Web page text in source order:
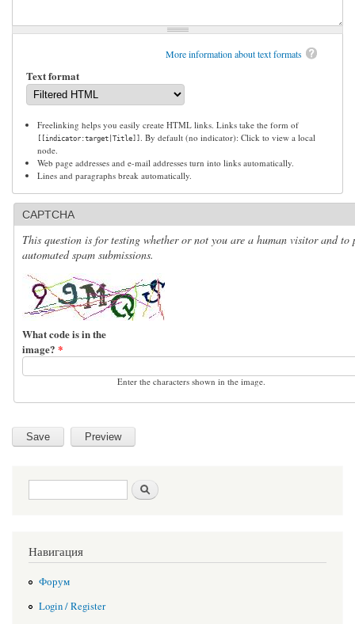
More information about text formats
Text format
Freelinking helps you easily create HTML links. Links take the form of
[[indicator:target|Title]] . By default (no indicator): Click to view a local
node.
Web page addresses and e-mail addresses turn into links automatically.
Lines and paragraphs break automatically.
CAPTCHA
This question is for testing whether or not you are a human visitor and to
automated spam submissions.
What code is in the
image? *
Enter the characters shown in the image.
Search form
Навигация
Форум
Login / Register